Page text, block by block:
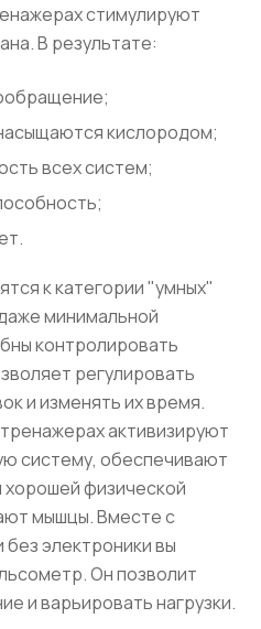
стимулируют
В результате:
кислородом;
всех систем;
к категории "умных"
минимальной
контролировать
регулировать
и изменять их время.
активизируют
систему, обеспечивают
физической
мышцы. Вместе с
электроники вы
Он позволит
и варьировать нагрузки.